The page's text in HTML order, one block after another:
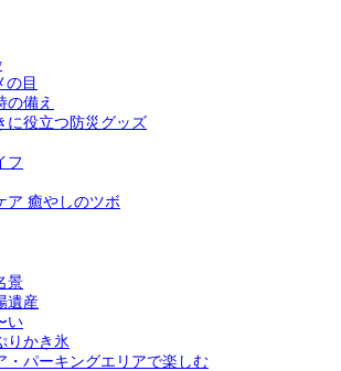
の目
の備え
に役立つ防災グッズ
フ
ア 癒やしのツボ
景
遺産
い
りかき氷
・パーキングエリアで楽しむ